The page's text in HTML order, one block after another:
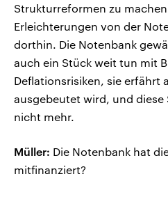
Strukturreformen zu
Erleichterungen von der
dorthin. Die Notenbank
auch ein Stück weit tun mit
Deflationsrisiken, sie erfährt
ausgebeutet wird, und
nicht mehr.
Müller: Die Notenbank hat
mitfinanziert?